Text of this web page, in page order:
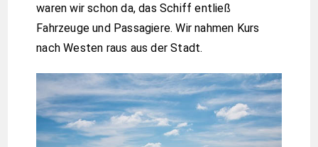
waren wir schon da, das Schiff entließ
Fahrzeuge und Passagiere. Wir nahmen Kurs
nach Westen raus aus der Stadt.